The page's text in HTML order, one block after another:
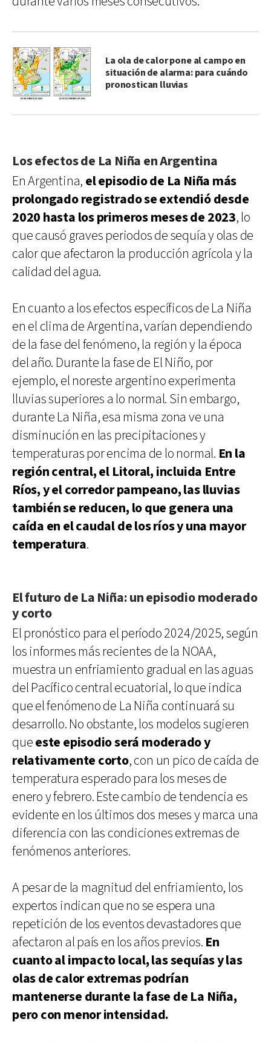
La ola de calor pone al campo en
situación de alarma: para cuándo
pronostican lluvias
Los efectos de La Niña en Argentina
En Argentina, el episodio de La Niña más
prolongado registrado se extendió desde
2020 hasta los primeros meses de 2023, lo
que causó graves periodos de sequía y olas de
calor que afectaron la producción agrícola y la
calidad del agua.
En cuanto a los efectos específicos de La Niña
en el clima de Argentina, varían dependiendo
de la fase del fenómeno, la región y la época
del año. Durante la fase de El Niño, por
ejemplo, el noreste argentino experimenta
lluvias superiores a lo normal. Sin embargo,
durante La Niña, esa misma zona ve una
disminución en las precipitaciones y
temperaturas por encima de lo normal. En la
región central, el Litoral, incluida Entre
Ríos, y el corredor pampeano, las lluvias
también se reducen, lo que genera una
caída en el caudal de los ríos y una mayor
temperatura.
El futuro de La Niña: un episodio moderado
y corto
El pronóstico para el período 2024/2025, según
los informes más recientes de la NOAA,
muestra un enfriamiento gradual en las aguas
del Pacífico central ecuatorial, lo que indica
que el fenómeno de La Niña continuará su
desarrollo. No obstante, los modelos sugieren
queeste episodio será moderado y
relativamente corto, con un pico de caída de
temperatura esperado para los meses de
enero y febrero. Este cambio de tendencia es
evidente en los últimos dos meses y marca una
diferencia con las condiciones extremas de
fenómenos anteriores.
A pesar de la magnitud del enfriamiento, los
expertos indican que no se espera una
repetición de los eventos devastadores que
afectaron al país en los años previos. En
cuanto al impacto local, las sequías y las
olas de calor extremas podrían
mantenerse durante la fase de La Niña,
pero con menor intensidad.